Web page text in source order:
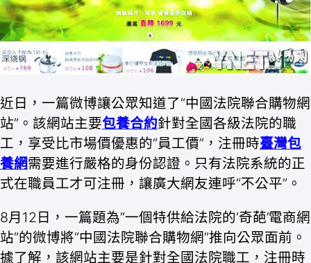
近日，一篇微博讓公眾知道了“中國法院聯合購物網
站”。該網站主要包養合約針對全國各級法院的職
工，享受比市場價優惠的“員工價”，注冊時臺灣包
養網需要進行嚴格的身份認證。只有法院系統的正
式在職員工才可注冊，讓廣大網友連呼“不公平”。
8月12日，一篇題為“一個特供給法院的‘奇葩’電商網
站”的微博將“中國法院聯合購物網”推向公眾面前。
據了解，該網站主要是針對全國法院職工，注冊時